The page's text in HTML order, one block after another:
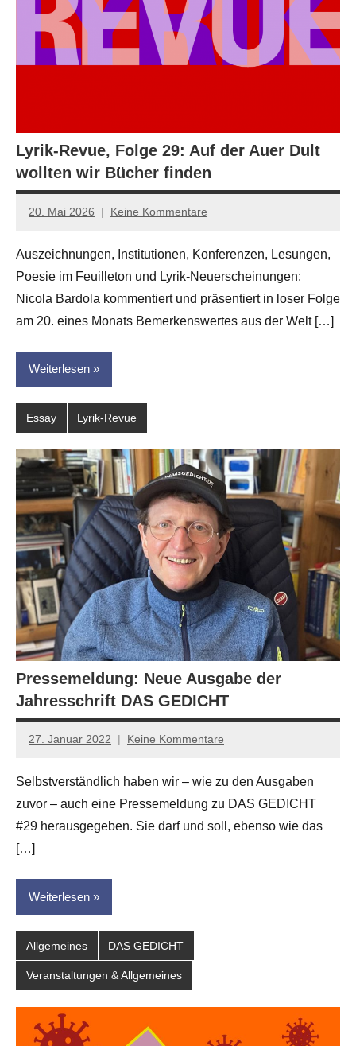
Lyrik-Revue, Folge 29: Auf der Auer Dult
wollten wir Bücher finden
20. Mai 2026
Jan-
Hornauer
für
dasgedichtblog
Keine Kommentare
Auszeichnungen, Institutionen, Konferenzen, Lesungen,
Poesie im Feuilleton und Lyrik-Neuerscheinungen:
Nicola Bardola kommentiert und präsentiert in loser Folge
am 20. eines Monats Bemerkenswertes aus der Welt […]
Weiterlesen
Essay Lyrik-Revue
Pressemeldung: Neue Ausgabe der
Jahresschrift DAS GEDICHT
27. Januar 2022
Jan-
Hornauer
für
dasgedichtblog
Keine Kommentare
Selbstverständlich haben wir – wie zu den Ausgaben
zuvor – auch eine Pressemeldung zu DAS GEDICHT
#29 herausgegeben. Sie darf und soll, ebenso wie das
[…]
Weiterlesen
Allgemeines DAS GEDICHT
Veranstaltungen & Allgemeines